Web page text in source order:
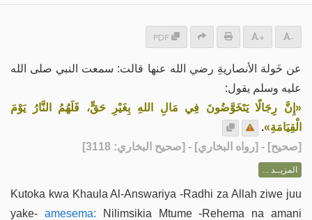
PDF + -
عن خَولة الأنصاريةِ رضي الله عنها قالت: سمعت النبي صلى الله
عليه وسلم يقول:
«إِنَّ رِجَالًا يَتَخَوَّضُونَ فِي مَالِ اللهِ بِغَيْرِ حَقٍّ، فَلَهُمُ النَّارُ يَوْمَ
الْقِيَامَةِ».
[صحيح] - [رواه البخاري] - [صحيح البخاري: 3118]
المزيــد ...
Kutoka kwa Khaula Al-Answariya -Radhi za Allah ziwe juu
yake- amesema: Nilimsikia Mtume -Rehema na amani